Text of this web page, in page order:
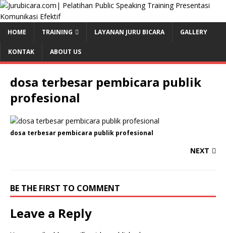
HOME TRAINING LAYANAN JURU BICARA GALLERY
KONTAK ABOUT US
dosa terbesar pembicara publik
profesional
dosa terbesar pembicara publik profesional
NEXT
BE THE FIRST TO COMMENT
Leave a Reply